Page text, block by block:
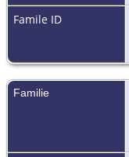
Famile ID
Familie